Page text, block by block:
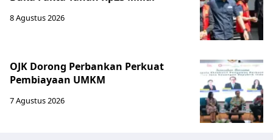
8 Agustus 2026
OJK Dorong Perbankan Perkuat
Pembiayaan UMKM
7 Agustus 2026